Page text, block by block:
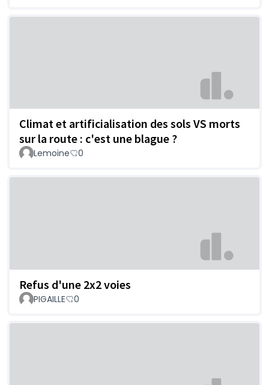
Climat et artificialisation des sols VS morts
sur la route : c'est une blague ?
Lemoine 0
Refus d'une 2x2 voies
PIGAILLE 0